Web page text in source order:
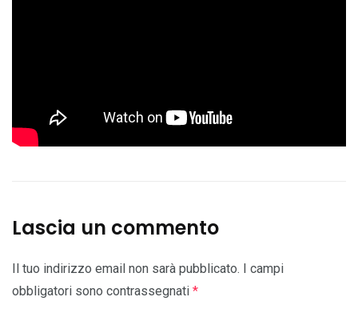
Lascia un commento
Il tuo indirizzo email non sarà pubblicato. I campi
obbligatori sono contrassegnati *